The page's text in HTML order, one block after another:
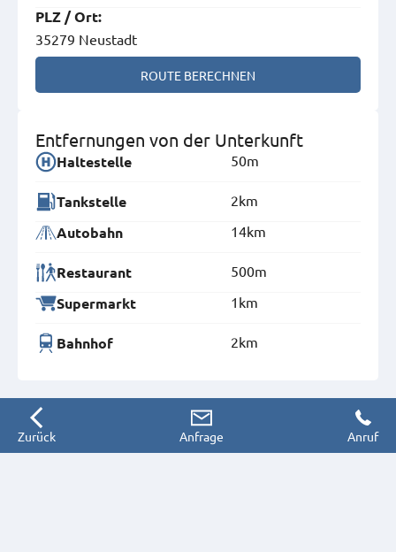
PLZ /Ort:
35279 Neustadt
ROUTE BERECHNEN
Entfernungen von der Unterkunft
Haltestelle 50m
Tankstelle 2km
Autobahn 14km
Restaurant 500m
Supermarkt 1km
Bahnhof 2km
Zurück Anfrage Anruf